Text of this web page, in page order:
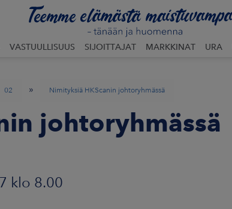
VASTUULLISUUS SIJOITTAJAT MARKKINAT URA
02 » Nimityksiä HKScanin johtoryhmässä
johtoryhmässä
klo 8.00